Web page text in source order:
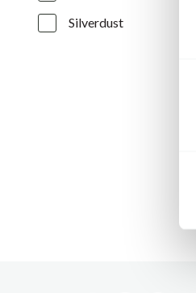
v
Silverdust